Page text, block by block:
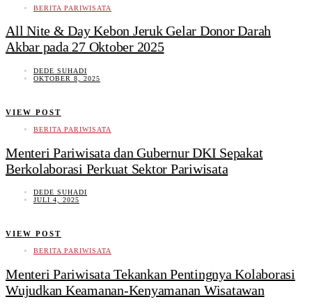
BERITA PARIWISATA
All Nite & Day Kebon Jeruk Gelar Donor Darah
Akbar pada 27 Oktober 2025
DEDE SUHADI
OKTOBER 8, 2025
VIEW POST
BERITA PARIWISATA
Menteri Pariwisata dan Gubernur DKI Sepakat
Berkolaborasi Perkuat Sektor Pariwisata
DEDE SUHADI
JULI 4, 2025
VIEW POST
BERITA PARIWISATA
Menteri Pariwisata Tekankan Pentingnya Kolaborasi
Wujudkan Keamanan-Kenyamanan Wisatawan